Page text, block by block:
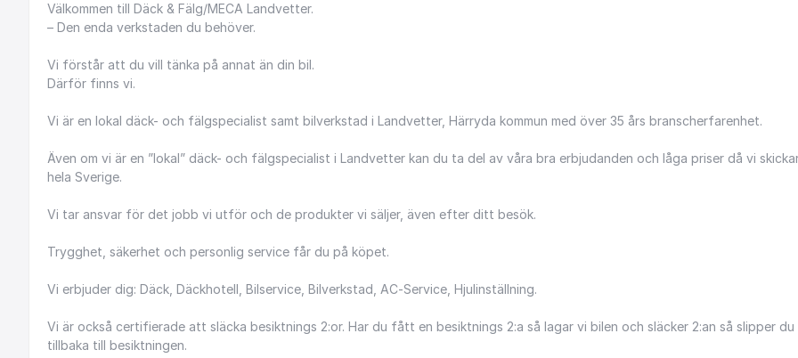
Välkommen till Däck & Fälg​/​MECA Landvetter.
– Den enda verkstaden du behöver.
Vi förstår att du vill tänka på annat än din bil.
Därför finns vi.
Vi är en lokal däck- och fälgspecialist samt bilverkstad i Landvetter, Härryda kommun med över 35 års branscherfarenhet.
Även om vi är en ”lokal” däck- och fälgspecialist i Landvetter kan du ta del av våra bra erbjudanden och låga priser då vi
hela Sverige.
Vi tar ansvar för det jobb vi utför och de produkter vi säljer, även efter ditt besök.
Trygghet, säkerhet och personlig service får du på köpet.
Vi erbjuder dig: Däck, Däckhotell, Bilservice, Bilverkstad, AC-Service, Hjulinställning.
Vi är också certifierade att släcka besiktnings 2:or. Har du fått en besiktnings 2:a så lagar vi bilen och släcker 2:an så slipper du
tillbaka till besiktningen.